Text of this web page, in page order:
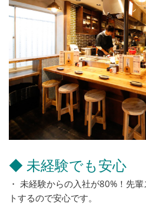
◆ 未経験でも安心
・ 未経験からの入社が80%！先
トするので安心です。